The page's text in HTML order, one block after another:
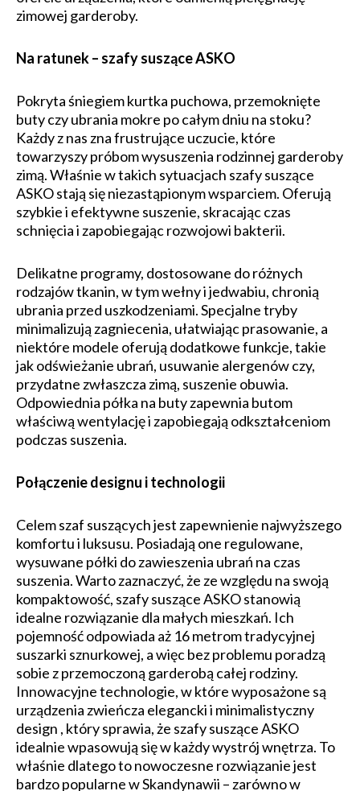
zimowej garderoby.
Na ratunek – szafy suszące ASKO
Pokryta śniegiem kurtka puchowa, przemoknięte
buty czy ubrania mokre po całym dniu na stoku?
Każdy z nas zna frustrujące uczucie, które
towarzyszy próbom wysuszenia rodzinnej garderoby
zimą. Właśnie w takich sytuacjach szafy suszące
ASKO stają się niezastąpionym wsparciem. Oferują
szybkie i efektywne suszenie, skracając czas
schnięcia i zapobiegając rozwojowi bakterii.
Delikatne programy, dostosowane do różnych
rodzajów tkanin, w tym wełny i jedwabiu, chronią
ubrania przed uszkodzeniami. Specjalne tryby
minimalizują zagniecenia, ułatwiając prasowanie, a
niektóre modele oferują dodatkowe funkcje, takie
jak odświeżanie ubrań, usuwanie alergenów czy,
przydatne zwłaszcza zimą, suszenie obuwia.
Odpowiednia półka na buty zapewnia butom
właściwą wentylację i zapobiegają odkształceniom
podczas suszenia.
Połączenie designu i technologii
Celem szaf suszących jest zapewnienie najwyższego
komfortu i luksusu. Posiadają one regulowane,
wysuwane półki do zawieszenia ubrań na czas
suszenia. Warto zaznaczyć, że ze względu na swoją
kompaktowość, szafy suszące ASKO stanowią
idealne rozwiązanie dla małych mieszkań. Ich
pojemność odpowiada aż 16 metrom tradycyjnej
suszarki sznurkowej, a więc bez problemu poradzą
sobie z przemoczoną garderobą całej rodziny.
Innowacyjne technologie, w które wyposażone są
urządzenia zwieńcza elegancki i minimalistyczny
design , który sprawia, że szafy suszące ASKO
idealnie wpasowują się w każdy wystrój wnętrza. To
właśnie dlatego to nowoczesne rozwiązanie jest
bardzo popularne w Skandynawii – zarówno w